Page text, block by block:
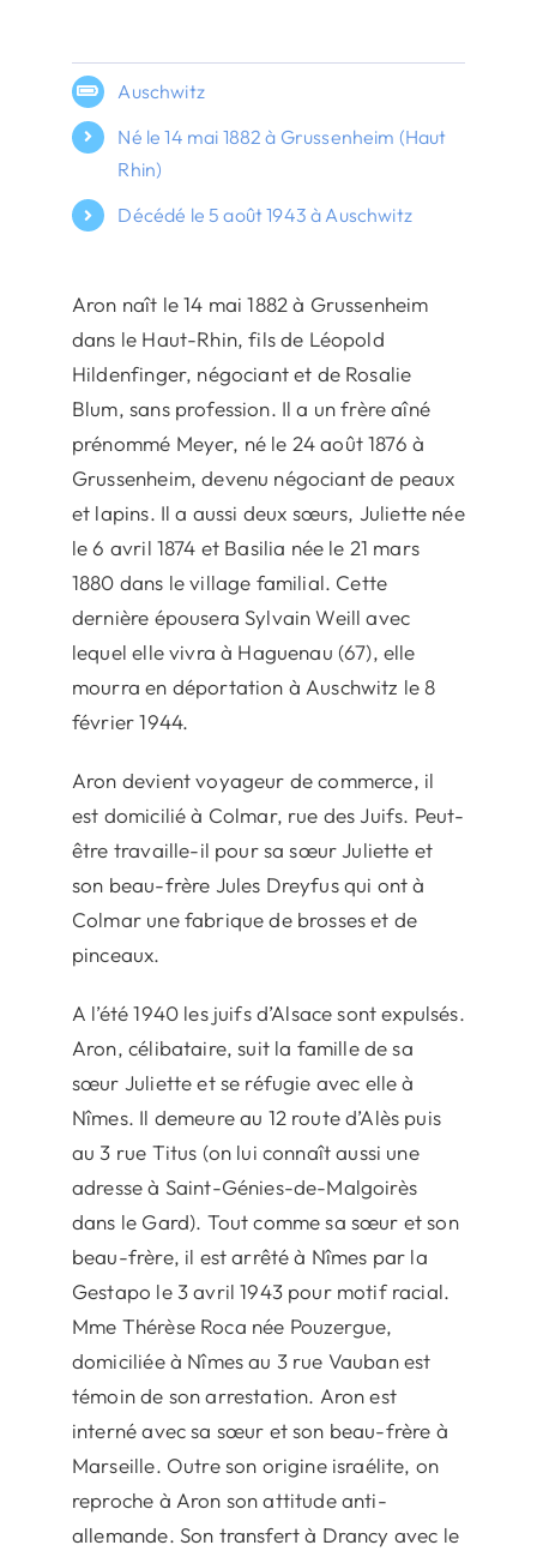
Auschwitz
Né le 14 mai 1882 à Grussenheim (Haut
Rhin)
Décédé le 5 août 1943 à Auschwitz
Aron naît le 14 mai 1882 à Grussenheim
dans le Haut-Rhin, fils de Léopold
Hildenfinger, négociant et de Rosalie
Blum, sans profession. Il a un frère aîné
prénommé Meyer, né le 24 août 1876 à
Grussenheim, devenu négociant de peaux
et lapins. Il a aussi deux sœurs, Juliette née
le 6 avril 1874 et Basilia née le 21 mars
1880 dans le village familial. Cette
dernière épousera Sylvain Weill avec
lequel elle vivra à Haguenau (67), elle
mourra en déportation à Auschwitz le 8
février 1944.
Aron devient voyageur de commerce, il
est domicilié à Colmar, rue des Juifs. Peut-
être travaille-il pour sa sœur Juliette et
son beau-frère Jules Dreyfus qui ont à
Colmar une fabrique de brosses et de
pinceaux.
A l’été 1940 les juifs d’Alsace sont expulsés.
Aron, célibataire, suit la famille de sa
sœur Juliette et se réfugie avec elle à
Nîmes. Il demeure au 12 route d’Alès puis
au 3 rue Titus (on lui connaît aussi une
adresse à Saint-Génies-de-Malgoirès
dans le Gard). Tout comme sa sœur et son
beau-frère, il est arrêté à Nîmes par la
Gestapo le 3 avril 1943 pour motif racial.
Mme Thérèse Roca née Pouzergue,
domiciliée à Nîmes au 3 rue Vauban est
témoin de son arrestation. Aron est
interné avec sa sœur et son beau-frère à
Marseille. Outre son origine israélite, on
reproche à Aron son attitude anti-
allemande. Son transfert à Drancy avec le